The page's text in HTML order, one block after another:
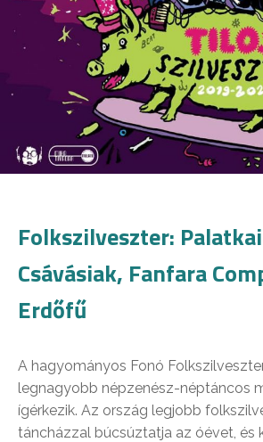
Folkszilveszter:
Csávásiak, Fanfara
Erdőfű
A hagyományos Fonó
legnagyobb népzenész-néptáncos
ígérkezik. Az ország legjobb
táncházzal búcsúztatja az óévet, és